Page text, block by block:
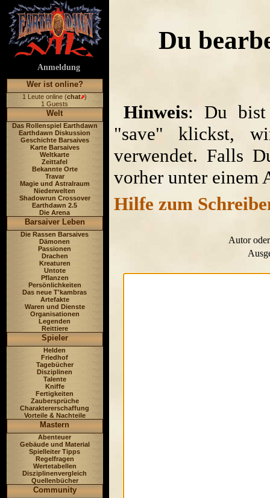
Anmeldung
Wer ist online?
1 Leute online (chat )
1 Guests
Welt
Das Rollenspiel Earthdawn
Earthdawn Diskussion
Geschichte Barsaives
Karte Barsaives
Weltkarte
Zeittafel
Bekannte Orte
Travar
Magie und Astralraum
Niederwelten
Shadowrun Crossover
Earthdawn 2.5
Die Arena
Barsaiver Leben
Die Rassen Barsaives
Dämonen
Passionen
Drachen
Kreaturen
Untote
Pflanzen
Persönlichkeiten
Das neue T'kambras
Artefakte
Waren und Dienste
Organisationen
Legenden
Reittiere
Spieler
Helden
Friedhof
Tagebücher
Disziplinen
Talente
Kniffe
Fertigkeiten
Zaubersprüche
Charaktererschaffung
Vorteile & Nachteile
Mastern
Abenteuer
Gebäude und Material
Spielleiter Tipps
Regelfragen
Wertetabellen
Disziplinenvergleich
Quellenbücher
Community
Du
Hinweis: Du bist
"save" klickst,
verwendet. Falls
vorher unter einem
Hilfe zum
Autor